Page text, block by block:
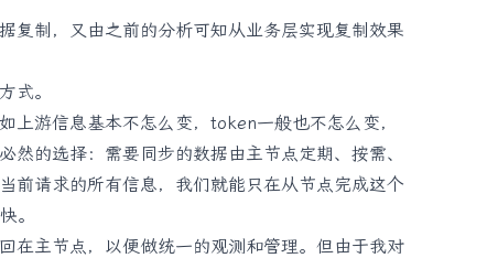
复制，又由之前的分析可知从业务层实现复制效果
式。
上游信息基本不怎么变，token一般也不怎么变，
然的选择：需要同步的数据由主节点定期、按需、
前请求的所有信息，我们就能只在从节点完成这个
。
在主节点，以便做统一的观测和管理。但由于我对